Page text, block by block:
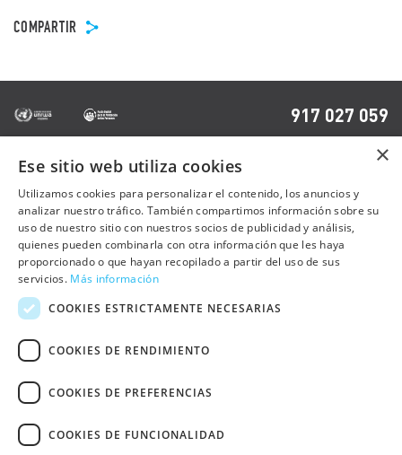
COMPARTIR
917 027 059
OTRAS PÁGINAS
Contacto
Preguntas frecuentes
Trabaja con nosotros
Sala de prensa
Política de cookies
Política de privacidad
Aviso Legal
Declaración de Accesibilidad Web
×
Ese sitio web utiliza cookies
Utilizamos cookies para personalizar el contenido, los anuncios y
analizar nuestro tráfico. También compartimos información sobre su
uso de nuestro sitio con nuestros socios de publicidad y análisis,
quienes pueden combinarla con otra información que les haya
proporcionado o que hayan recopilado a partir del uso de sus
servicios. Más información
COOKIES ESTRICTAMENTE NECESARIAS
COOKIES DE RENDIMIENTO
COOKIES DE PREFERENCIAS
COOKIES DE FUNCIONALIDAD